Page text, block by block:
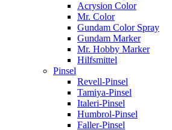
Acrysion Color
Mr. Color
Gundam Color Spray
Gundam Marker
Mr. Hobby Marker
Hilfsmittel
Pinsel
Revell-Pinsel
Tamiya-Pinsel
Italeri-Pinsel
Humbrol-Pinsel
Faller-Pinsel